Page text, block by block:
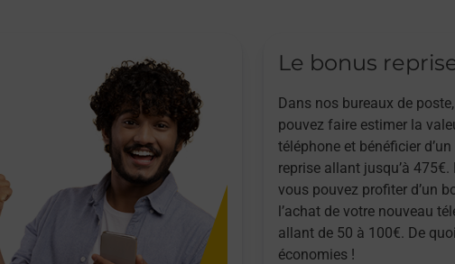
Le bonus
Dans nos bureaux de
pouvez faire estimer la
téléphone et bénéficier
reprise allant jusqu’à 475€.
vous pouvez profiter d’un
l’achat de votre nouveau
allant de 50 à 100€. De
économies !